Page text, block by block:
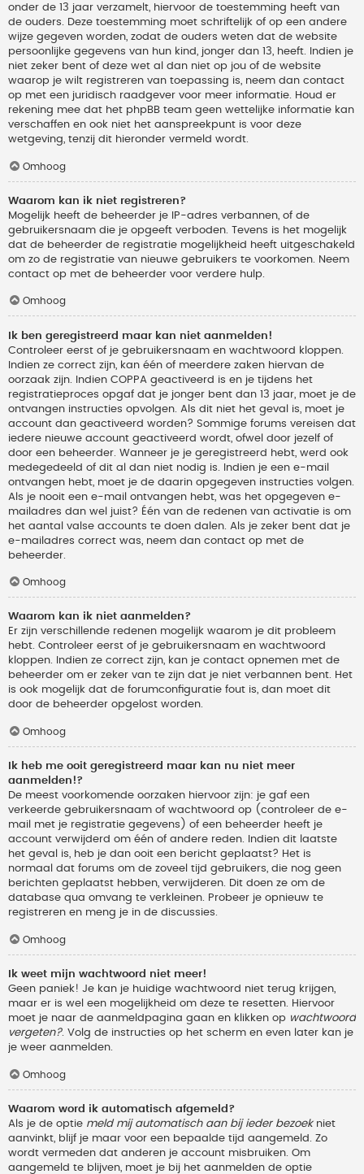
onder de 13 jaar verzamelt, hiervoor de toestemming heeft van
de ouders. Deze toestemming moet schriftelijk of op een andere
wijze gegeven worden, zodat de ouders weten dat de website
persoonlijke gegevens van hun kind, jonger dan 13, heeft. Indien je
niet zeker bent of deze wet al dan niet op jou of de website
waarop je wilt registreren van toepassing is, neem dan contact
op met een juridisch raadgever voor meer informatie. Houd er
rekening mee dat het phpBB team geen wettelijke informatie kan
verschaffen en ook niet het aanspreekpunt is voor deze
wetgeving, tenzij dit hieronder vermeld wordt.
Omhoog
Waarom kan ik niet registreren?
Mogelijk heeft de beheerder je IP-adres verbannen, of de
gebruikersnaam die je opgeeft verboden. Tevens is het mogelijk
dat de beheerder de registratie mogelijkheid heeft uitgeschakeld
om zo de registratie van nieuwe gebruikers te voorkomen. Neem
contact op met de beheerder voor verdere hulp.
Omhoog
Ik ben geregistreerd maar kan niet aanmelden!
Controleer eerst of je gebruikersnaam en wachtwoord kloppen.
Indien ze correct zijn, kan één of meerdere zaken hiervan de
oorzaak zijn. Indien COPPA geactiveerd is en je tijdens het
registratieproces opgaf dat je jonger bent dan 13 jaar, moet je de
ontvangen instructies opvolgen. Als dit niet het geval is, moet je
account dan geactiveerd worden? Sommige forums vereisen dat
iedere nieuwe account geactiveerd wordt, ofwel door jezelf of
door een beheerder. Wanneer je je geregistreerd hebt, werd ook
medegedeeld of dit al dan niet nodig is. Indien je een e-mail
ontvangen hebt, moet je de daarin opgegeven instructies volgen.
Als je nooit een e-mail ontvangen hebt, was het opgegeven e-
mailadres dan wel juist? Één van de redenen van activatie is om
het aantal valse accounts te doen dalen. Als je zeker bent dat je
e-mailadres correct was, neem dan contact op met de
beheerder.
Omhoog
Waarom kan ik niet aanmelden?
Er zijn verschillende redenen mogelijk waarom je dit probleem
hebt. Controleer eerst of je gebruikersnaam en wachtwoord
kloppen. Indien ze correct zijn, kan je contact opnemen met de
beheerder om er zeker van te zijn dat je niet verbannen bent. Het
is ook mogelijk dat de forumconfiguratie fout is, dan moet dit
door de beheerder opgelost worden.
Omhoog
Ik heb me ooit geregistreerd maar kan nu niet meer
aanmelden!?
De meest voorkomende oorzaken hiervoor zijn: je gaf een
verkeerde gebruikersnaam of wachtwoord op (controleer de e-
mail met je registratie gegevens) of een beheerder heeft je
account verwijderd om één of andere reden. Indien dit laatste
het geval is, heb je dan ooit een bericht geplaatst? Het is
normaal dat forums om de zoveel tijd gebruikers, die nog geen
berichten geplaatst hebben, verwijderen. Dit doen ze om de
database qua omvang te verkleinen. Probeer je opnieuw te
registreren en meng je in de discussies.
Omhoog
Ik weet mijn wachtwoord niet meer!
Geen paniek! Je kan je huidige wachtwoord niet terug krijgen,
maar er is wel een mogelijkheid om deze te resetten. Hiervoor
moet je naar de aanmeldpagina gaan en klikken op wachtwoord
vergeten?. Volg de instructies op het scherm en even later kan je
je weer aanmelden.
Omhoog
Waarom word ik automatisch afgemeld?
Als je de optie meld mij automatisch aan bij ieder bezoekniet
aanvinkt, blijf je maar voor een bepaalde tijd aangemeld. Zo
wordt vermeden dat anderen je account misbruiken. Om
aangemeld te blijven, moet je bij het aanmelden de optie